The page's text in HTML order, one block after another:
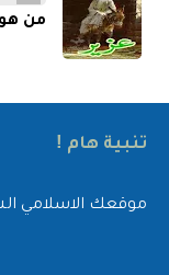
من هو
تنبية هام !
موقعك الاسلامي